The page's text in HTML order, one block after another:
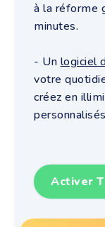
à la réforme
minutes.
- Un logiciel
votre
créez en
Activer